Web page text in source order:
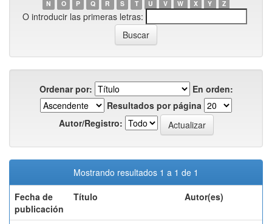
N
O P Q R S T U V W X Y Z
O introducir las primeras letras:
Ordenar por:
En orden:
Resultados por página
Autor/Registro:
Mostrando resultados 1 a 1 de 1
Fecha de
publicación
Título Autor(es)